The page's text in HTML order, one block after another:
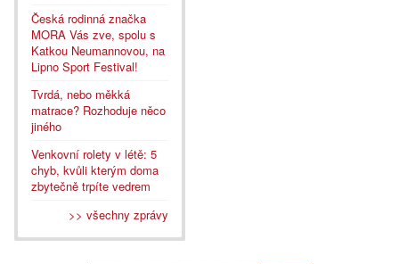
Česká rodinná značka
MORA Vás zve, spolu s
Katkou Neumannovou, na
Lipno Sport Festival!
Tvrdá, nebo měkká
matrace? Rozhoduje něco
jiného
Venkovní rolety v létě: 5
chyb, kvůli kterým doma
zbytečně trpíte vedrem
>> všechny zprávy